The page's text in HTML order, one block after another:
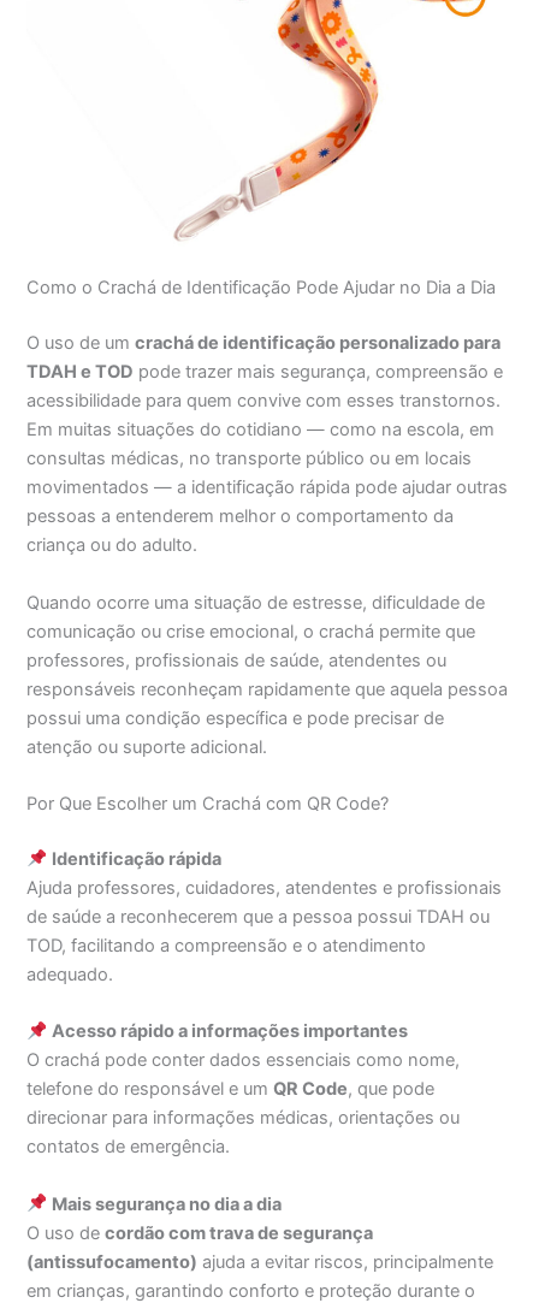
Como o Crachá de Identificação Pode Ajudar no Dia a Dia
O uso de umcrachá de identificação personalizado para
TDAH e TOD pode trazer mais segurança, compreensão e
acessibilidade para quem convive com esses transtornos.
Em muitas situações do cotidiano — como na escola, em
consultas médicas, no transporte público ou em locais
movimentados — a identificação rápida pode ajudar outras
pessoas a entenderem melhor o comportamento da
criança ou do adulto.
Quando ocorre uma situação de estresse, dificuldade de
comunicação ou crise emocional, o crachá permite que
professores, profissionais de saúde, atendentes ou
responsáveis reconheçam rapidamente que aquela pessoa
possui uma condição específica e pode precisar de
atenção ou suporte adicional.
Por Que Escolher um Crachá com QR Code?
Identificação rápida
Ajuda professores, cuidadores, atendentes e profissionais
de saúde a reconhecerem que a pessoa possui TDAH ou
TOD, facilitando a compreensão e o atendimento
adequado.
Acesso rápido a informações importantes
O crachá pode conter dados essenciais como nome,
telefone do responsável e umQR Code, que pode
direcionar para informações médicas, orientações ou
contatos de emergência.
Mais segurança no dia a dia
O uso decordão com trava de segurança
(antissufocamento) ajuda a evitar riscos, principalmente
em crianças, garantindo conforto e proteção durante o